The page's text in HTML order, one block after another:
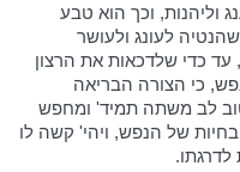
וליהנות, וכך הוא טבע
לעונג ולעושר
עד כדי שלדכאות את הרצון
כי הצורה הבריאה
לב משתה תמיד' ומחפש
של הנפש, ויהי' קשה לו
לדרגתו.